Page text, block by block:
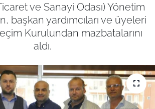
ve Sanayi Odası) Yönetim
başkan yardımcıları ve üyeleri
Kurulundan mazbatalarını
aldı.